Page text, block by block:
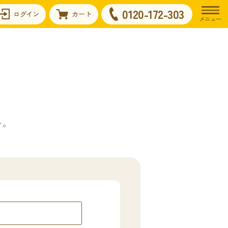
メニュー
ログイン カート 0120-172-303